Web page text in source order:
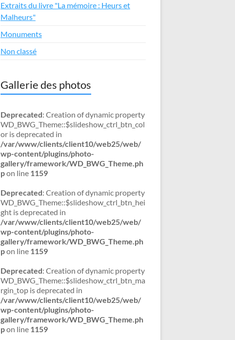
Extraits du livre "La mémoire : Heurs et
Malheurs"
Monuments
Non classé
Gallerie des photos
Deprecated: Creation of dynamic property
WD_BWG_Theme::$slideshow_ctrl_btn_col
or is deprecated in
/var/www/clients/client10/web25/web/
wp-content/plugins/photo-
gallery/framework/WD_BWG_Theme.ph
pon line 1159
Deprecated: Creation of dynamic property
WD_BWG_Theme::$slideshow_ctrl_btn_hei
ght is deprecated in
/var/www/clients/client10/web25/web/
wp-content/plugins/photo-
gallery/framework/WD_BWG_Theme.ph
pon line 1159
Deprecated: Creation of dynamic property
WD_BWG_Theme::$slideshow_ctrl_btn_ma
rgin_top is deprecated in
/var/www/clients/client10/web25/web/
wp-content/plugins/photo-
gallery/framework/WD_BWG_Theme.ph
pon line 1159